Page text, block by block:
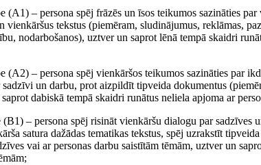
(A1) – persona spēj frāzēs un īsos teikumos sazināties
vienkāršus tekstus (piemēram, sludinājumus, reklāmas,
nodarbošanos), uztver un saprot lēnā tempā skaidri
(A2) – persona spēj vienkāršos teikumos sazināties par
sadzīvi un darbu, prot aizpildīt tipveida dokumentus
dabiskā tempā skaidri runātus neliela apjoma ar
– persona spēj risināt vienkāršu dialogu par sadzīves
satura dažādas tematikas tekstus, spēj uzrakstīt
vai ar personas darbu saistītām tēmām, uztver un